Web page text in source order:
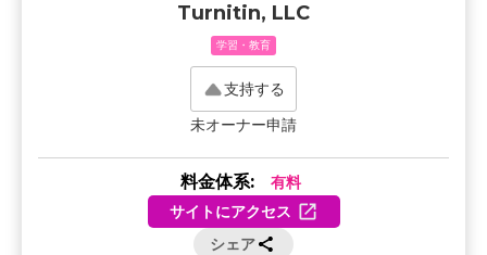
Turnitin, LLC
学習・教育
支持する
未オーナー申請
料金体系: 有料
サイトにアクセス
シェア